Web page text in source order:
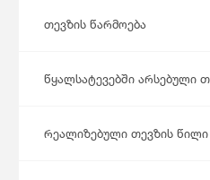
თევზის წარმოება
წყალსატევებში არსებული
რეალიზებული თევზის წილი